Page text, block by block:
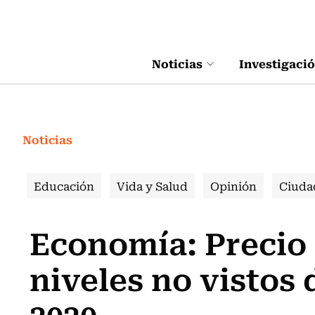
Noticias
Noticias
Educación Vida y Salud Opinión
Economía:
niveles no vistos